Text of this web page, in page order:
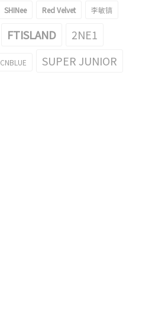
SHINee Red Velvet 李敏镐
FTISLAND
2NE1
CNBLUE SUPER JUNIOR